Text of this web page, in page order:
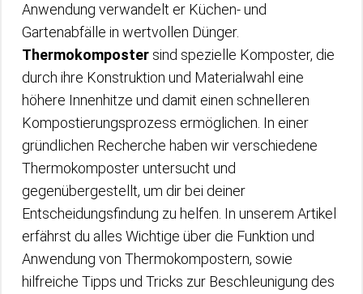
Anwendung verwandelt er Küchen- und
Gartenabfälle in wertvollen Dünger.
Thermokomposter sind spezielle Komposter, die
durch ihre Konstruktion und Materialwahl eine
höhere Innenhitze und damit einen schnelleren
Kompostierungsprozess ermöglichen. In einer
gründlichen Recherche haben wir verschiedene
Thermokomposter untersucht und
gegenübergestellt, um dir bei deiner
Entscheidungsfindung zu helfen. In unserem Artikel
erfährst du alles Wichtige über die Funktion und
Anwendung von Thermokompostern, sowie
hilfreiche Tipps und Tricks zur Beschleunigung des